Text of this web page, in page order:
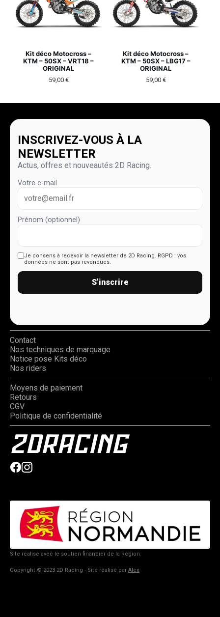
Kit déco Motocross –
KTM – 50SX – VRT18 –
ORIGINAL
59,00 €
Kit déco Motocross –
KTM – 50SX – LBG17 –
ORIGINAL
59,00 €
INSCRIVEZ-VOUS À LA
NEWSLETTER
Actus, offres et nouveautés 2D Racing.
Votre e-mail
Prénom (optionnel)
Je consens à recevoir la newsletter de 2D Racing. RGPD : vos
données ne sont pas revendues.
S’inscrire
Contact
Nos techniques de marquage
Notice pose Kits déco
Nos riders
Moyens de paiement
Retours
CGV
Politique de confidentialité
Site réalisé avec le soutien financier de la Région.
Copyright © 2023 2D Racing - Site réalisé par Alex